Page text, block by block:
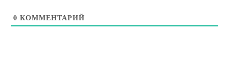
0 КОММЕНТАРИЙ